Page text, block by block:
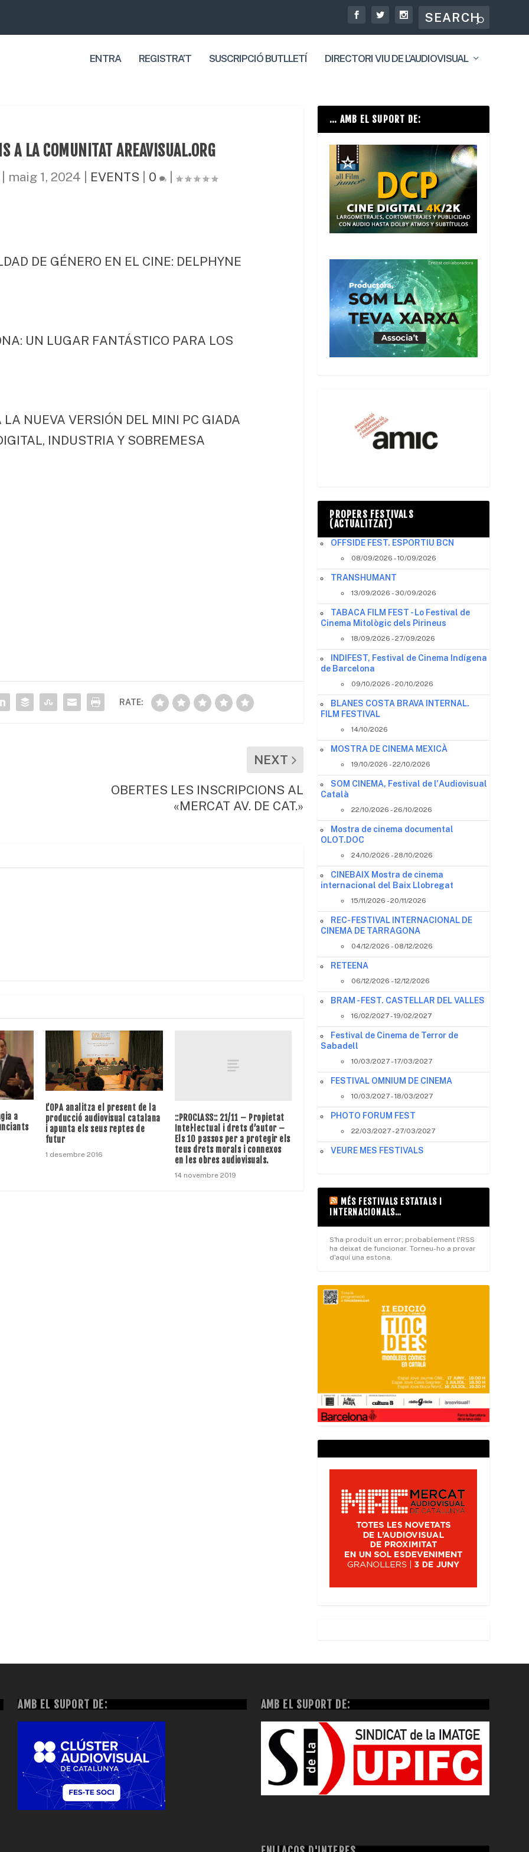
ENTRA REGISTRA’T SUSCRIPCIÓ BUTLLETÍ DIRECTORI VIU DE L’AUDIOVISUAL
A LA COMUNITAT AREAVISUAL.ORG
maig 1, 2024 EVENTS 0 |
DE GÉNERO EN EL CINE: DELPHYNE
UN LUGAR FANTÁSTICO PARA LOS
NUEVA VERSIÓN DEL MINI PC GIADA
INDUSTRIA Y SOBREMESA
RATE:
NEXT
OBERTES LES INSCRIPCIONS AL
«MERCAT AV. DE CAT.»
a
L’OPA analitza el present de la
producció audiovisual catalana
i apunta els seus reptes de
futur
1 desembre 2016
::PROCLASS:: 21/11 – Propietat
Intel·lectual i drets d’autor –
Els 10 passos per a protegir els
teus drets morals i connexos
en les obres audiovisuals.
14 novembre 2019
… AMB EL SUPORT DE:
PROPERS FESTIVALS
(ACTUALITZAT)
OFFSIDE FEST. ESPORTIU BCN
08/09/2026 - 10/09/2026
TRANSHUMANT
13/09/2026 - 30/09/2026
TABACA FILM FEST - Lo Festival de
Cinema Mitològic dels Pirineus
18/09/2026 - 27/09/2026
INDIFEST, Festival de Cinema Indígena
de Barcelona
09/10/2026 - 20/10/2026
BLANES COSTA BRAVA INTERNAL.
FILM FESTIVAL
14/10/2026
MOSTRA DE CINEMA MEXICÀ
19/10/2026 - 22/10/2026
SOM CINEMA, Festival de l'Audiovisual
Català
22/10/2026 - 26/10/2026
Mostra de cinema documental
OLOT.DOC
24/10/2026 - 28/10/2026
CINEBAIX Mostra de cinema
internacional del Baix Llobregat
15/11/2026 - 20/11/2026
REC- FESTIVAL INTERNACIONAL DE
CINEMA DE TARRAGONA
04/12/2026 - 08/12/2026
RETEENA
06/12/2026 - 12/12/2026
BRAM - FEST. CASTELLAR DEL VALLES
16/02/2027 - 19/02/2027
Festival de Cinema de Terror de
Sabadell
10/03/2027 - 17/03/2027
FESTIVAL OMNIUM DE CINEMA
10/03/2027 - 18/03/2027
PHOTO FORUM FEST
22/03/2027 - 27/03/2027
VEURE MES FESTIVALS
MÉS FESTIVALS ESTATALS I
INTERNACIONALS…
S'ha produït un error; probablement l'RSS
ha deixat de funcionar. Torneu-ho a provar
d'aquí una estona.
AMB EL SUPORT DE: AMB EL SUPORT DE: